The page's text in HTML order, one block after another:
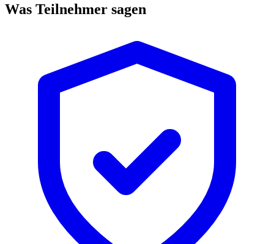
Was Teilnehmer sagen